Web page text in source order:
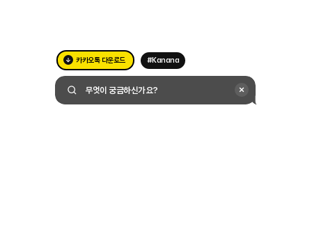
카카오톡 다운로드 #Kanana